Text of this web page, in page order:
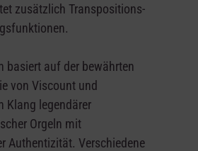
zusätzlich Transpositions-
basiert auf der bewährten
von Viscount und
Klang legendärer
Orgeln mit
Authentizität. Verschiedene